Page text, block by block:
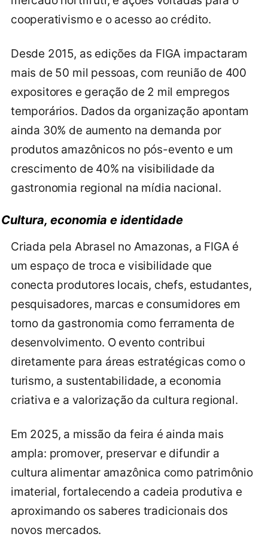
cooperativismo e o acesso ao crédito.
Desde 2015, as edições da FIGA impactaram
mais de 50 mil pessoas, com reunião de 400
expositores e geração de 2 mil empregos
temporários. Dados da organização apontam
ainda 30% de aumento na demanda por
produtos amazônicos no pós-evento e um
crescimento de 40% na visibilidade da
gastronomia regional na mídia nacional.
Cultura, economia e identidade
Criada pela Abrasel no Amazonas, a FIGA é
um espaço de troca e visibilidade que
conecta produtores locais, chefs, estudantes,
pesquisadores, marcas e consumidores em
torno da gastronomia como ferramenta de
desenvolvimento. O evento contribui
diretamente para áreas estratégicas como o
turismo, a sustentabilidade, a economia
criativa e a valorização da cultura regional.
Em 2025, a missão da feira é ainda mais
ampla: promover, preservar e difundir a
cultura alimentar amazônica como patrimônio
imaterial, fortalecendo a cadeia produtiva e
aproximando os saberes tradicionais dos
novos mercados.